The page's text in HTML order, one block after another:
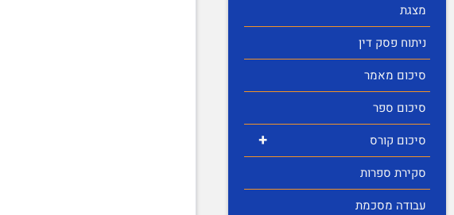
מצגת
ניתוח פסק דין
סיכום מאמר
סיכום ספר
+
סיכום קורס
סקירת ספרות
עבודה מסכמת